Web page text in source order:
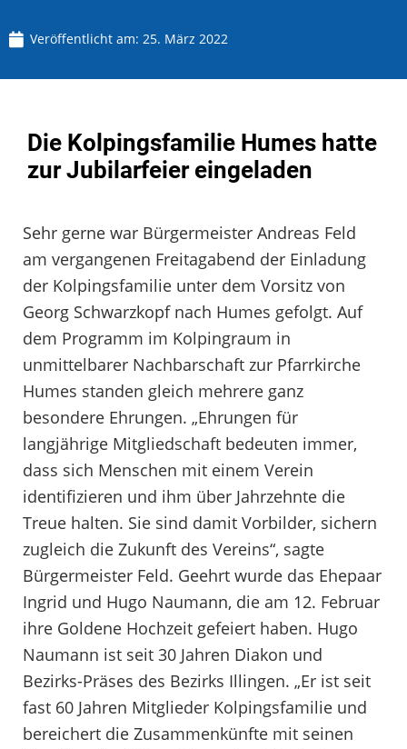
Veröffentlicht am: 25. März 2022
Die Kolpingsfamilie Humes hatte
zur Jubilarfeier eingeladen
Sehr gerne war Bürgermeister Andreas Feld
am vergangenen Freitagabend der Einladung
der Kolpingsfamilie unter dem Vorsitz von
Georg Schwarzkopf nach Humes gefolgt. Auf
dem Programm im Kolpingraum in
unmittelbarer Nachbarschaft zur Pfarrkirche
Humes standen gleich mehrere ganz
besondere Ehrungen. „Ehrungen für
langjährige Mitgliedschaft bedeuten immer,
dass sich Menschen mit einem Verein
identifizieren und ihm über Jahrzehnte die
Treue halten. Sie sind damit Vorbilder, sichern
zugleich die Zukunft des Vereins“, sagte
Bürgermeister Feld. Geehrt wurde das Ehepaar
Ingrid und Hugo Naumann, die am 12. Februar
ihre Goldene Hochzeit gefeiert haben. Hugo
Naumann ist seit 30 Jahren Diakon und
Bezirks-Präses des Bezirks Illingen. „Er ist seit
fast 60 Jahren Mitglieder Kolpingsfamilie und
bereichert die Zusammenkünfte mit seinen